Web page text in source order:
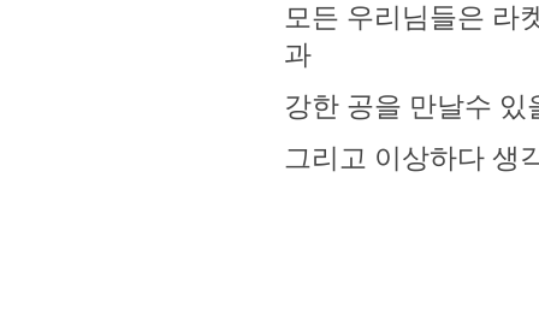
모든 우리님들은 라
과
강한 공을 만날수 있
그리고 이상하다 생